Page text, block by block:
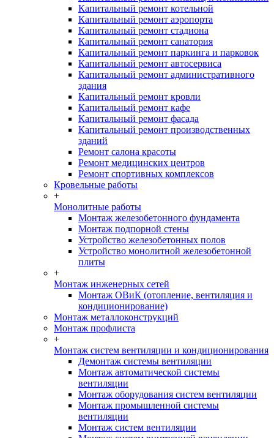
Капитальный ремонт котельной
Капитальный ремонт аэропорта
Капитальный ремонт стадиона
Капитальный ремонт санатория
Капитальный ремонт паркинга и парковок
Капитальный ремонт автосервиса
Капитальный ремонт административного
здания
Капитальный ремонт кровли
Капитальный ремонт кафе
Капитальный ремонт фасада
Капитальный ремонт производственных
зданий
Ремонт салона красоты
Ремонт медицинских центров
Ремонт спортивных комплексов
Кровельные работы
+
Монолитные работы
Монтаж железобетонного фундамента
Монтаж подпорной стены
Устройство железобетонных полов
Устройство монолитной железобетонной
плиты
+
Монтаж инженерных сетей
Монтаж ОВиК (отопление, вентиляция и
кондиционирование)
Монтаж металлоконструкций
Монтаж профлиста
+
Монтаж систем вентиляции и кондиционирования
Демонтаж системы вентиляции
Монтаж автоматической системы
вентиляции
Монтаж оборудования систем вентиляции
Монтаж промышленной системы
вентиляции
Монтаж систем вентиляции